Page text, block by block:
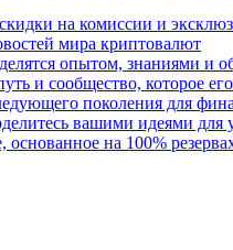
на комиссии и
мира криптовалют
опытом, знаниями и
и сообщество, которое
поколения для
вашими идеями для
основанное на 100%